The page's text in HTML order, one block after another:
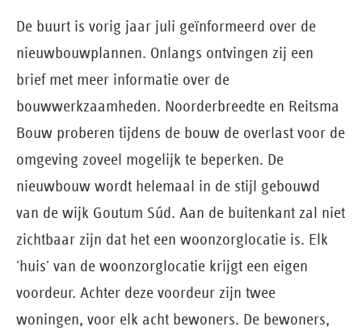
De buurt is vorig jaar juli geïnformeerd over de
nieuwbouwplannen. Onlangs ontvingen zij een
brief met meer informatie over de
bouwwerkzaamheden. Noorderbreedte en Reitsma
Bouw proberen tijdens de bouw de overlast voor de
omgeving zoveel mogelijk te beperken. De
nieuwbouw wordt helemaal in de stijl gebouwd
van de wijk Goutum Súd. Aan de buitenkant zal niet
zichtbaar zijn dat het een woonzorglocatie is. Elk
'huis' van de woonzorglocatie krijgt een eigen
voordeur. Achter deze voordeur zijn twee
woningen, voor elk acht bewoners. De bewoners,